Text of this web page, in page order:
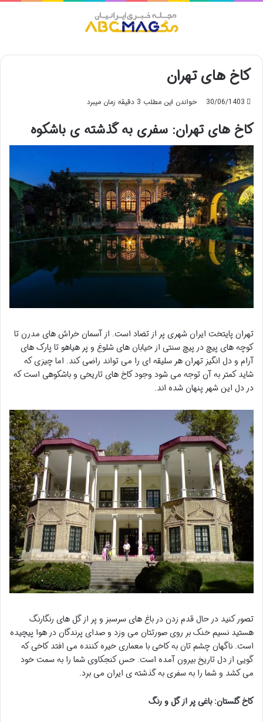
کاخ های تهران
30/06/1403 خواندن این مطلب 3 دقیقه زمان میبرد
کاخ های تهران: سفری به گذشته ی باشکوه
تهران پایتخت ایران شهری پر از تضاد است. از آسمان خراش های مدرن تا
کوچه های پیچ در پیچ سنتی از خیابان های شلوغ و پر هیاهو تا پارک های
آرام و دل انگیز تهران هر سلیقه ای را می تواند راضی کند. اما چیزی که
شاید کمتر به آن توجه می شود وجود کاخ های تاریخی و باشکوهی است که
در دل این شهر پنهان شده اند.
تصور کنید در حال قدم زدن در باغ های سرسبز و پر از گل های رنگارنگ
هستید نسیم خنک بر روی صورتتان می وزد و صدای پرندگان در هوا پیچیده
است. ناگهان چشم تان به کاخی با معماری خیره کننده می افتد کاخی که
گویی از دل تاریخ بیرون آمده است. حس کنجکاوی شما را به سمت خود
می کشد و شما را به سفری به گذشته ی ایران می برد.
کاخ گلستان: باغی پر از گل و رنگ